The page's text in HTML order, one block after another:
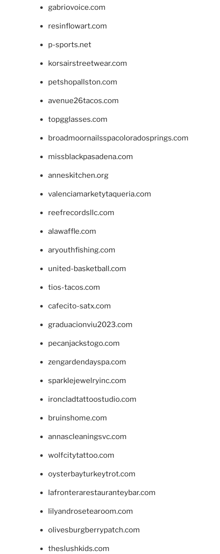
gabriovoice.com
resinflowart.com
p-sports.net
korsairstreetwear.com
petshopallston.com
avenue26tacos.com
topgglasses.com
broadmoornailsspacoloradosprings.com
missblackpasadena.com
anneskitchen.org
valenciamarketytaqueria.com
reefrecordsllc.com
alawaffle.com
aryouthfishing.com
united-basketball.com
tios-tacos.com
cafecito-satx.com
graduacionviu2023.com
pecanjackstogo.com
zengardendayspa.com
sparklejewelryinc.com
ironcladtattoostudio.com
bruinshome.com
annascleaningsvc.com
wolfcitytattoo.com
oysterbayturkeytrot.com
lafronterarestauranteybar.com
lilyandrosetearoom.com
olivesburgberrypatch.com
theslushkids.com